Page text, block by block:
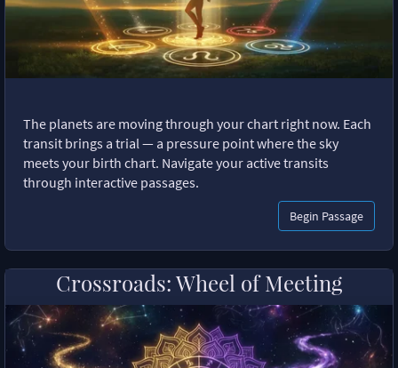
The planets are moving through your chart right now. Each
transit brings a trial — a pressure point where the sky
meets your birth chart. Navigate your active transits
through interactive passages.
Begin Passage
Crossroads: Wheel of Meeting